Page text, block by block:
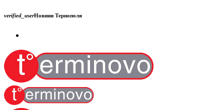
verified_userНовини Тернополя